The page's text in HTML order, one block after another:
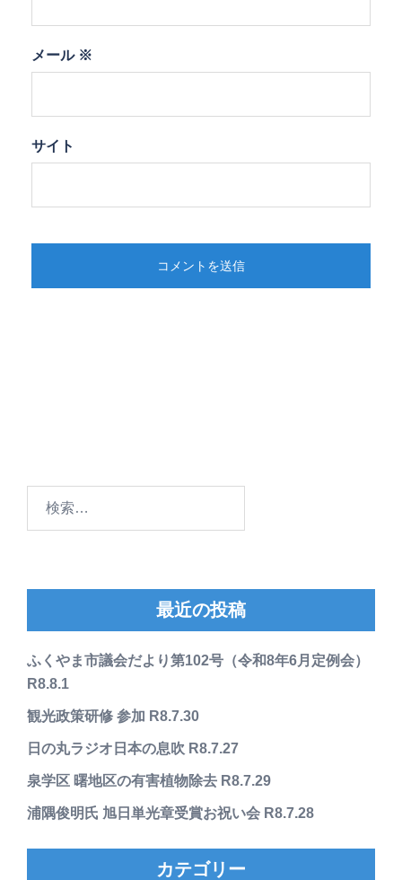
メール ※
サイト
最近の投稿
ふくやま市議会だより第102号（令和8年6月定例会）
R8.8.1
観光政策研修 参加 R8.7.30
日の丸ラジオ日本の息吹 R8.7.27
泉学区 曙地区の有害植物除去 R8.7.29
浦隅俊明氏 旭日単光章受賞お祝い会 R8.7.28
カテゴリー